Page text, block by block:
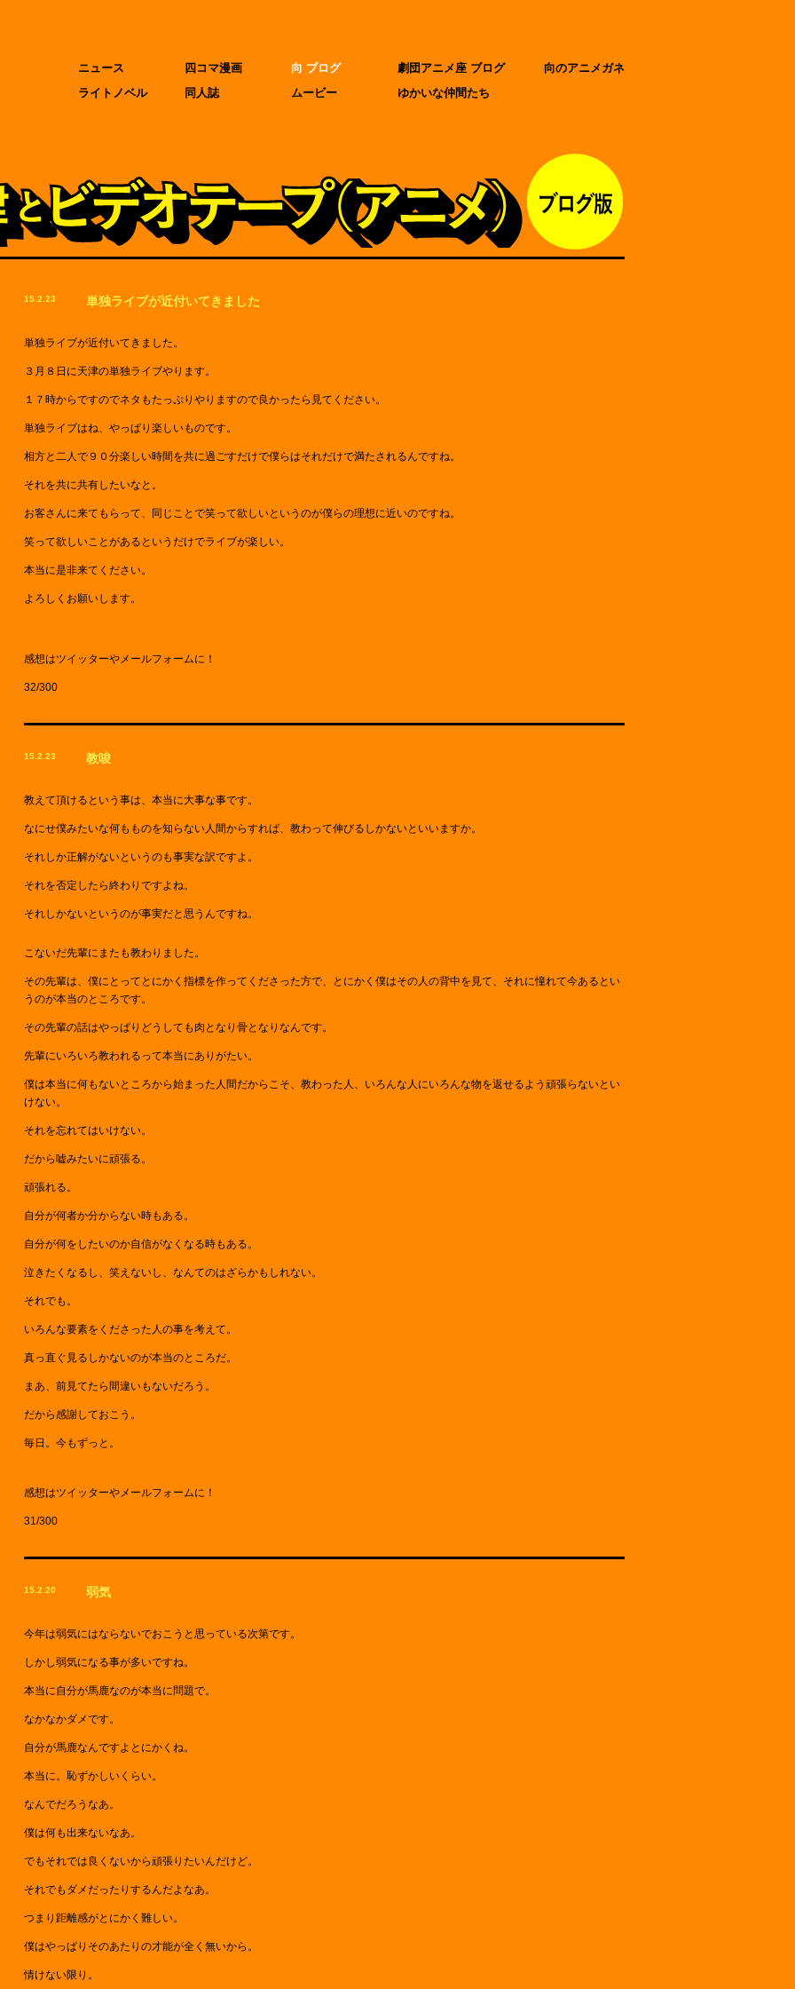
ニュース 四コマ漫画 向 ブログ 劇団アニメ座 ブログ
向のアニメガネ
ライトノベル
同人誌 ムービー ゆかいな仲間たち
15.2.23 単独ライブが近付いてきました
単独ライブが近付いてきました。
３月８日に天津の単独ライブやります。
１７時からですのでネタもたっぷりやりますので良かったら見てください。
単独ライブはね、やっぱり楽しいものです。
相方と二人で９０分楽しい時間を共に過ごすだけで僕らはそれだけで満たされるんですね。
それを共に共有したいなと。
お客さんに来てもらって、同じことで笑って欲しいというのが僕らの理想に近いのですね。
笑って欲しいことがあるというだけでライブが楽しい。
本当に是非来てください。
よろしくお願いします。
感想はツイッターやメールフォームに！
32/300
15.2.23 教唆
教えて頂けるという事は、本当に大事な事です。
なにせ僕みたいな何もものを知らない人間からすれば、教わって伸びるしかないといいますか。
それしか正解がないというのも事実な訳ですよ。
それを否定したら終わりですよね。
それしかないというのが事実だと思うんですね。
こないだ先輩にまたも教わりました。
その先輩は、僕にとってとにかく指標を作ってくださった方で、とにかく僕はその人の背中を見て、それに憧れて今あるとい
うのが本当のところです。
その先輩の話はやっぱりどうしても肉となり骨となりなんです。
先輩にいろいろ教われるって本当にありがたい。
僕は本当に何もないところから始まった人間だからこそ、教わった人、いろんな人にいろんな物を返せるよう頑張らないとい
けない。
それを忘れてはいけない。
だから嘘みたいに頑張る。
頑張れる。
自分が何者か分からない時もある。
自分が何をしたいのか自信がなくなる時もある。
泣きたくなるし、笑えないし、なんてのはざらかもしれない。
それでも。
いろんな要素をくださった人の事を考えて。
真っ直ぐ見るしかないのが本当のところだ。
まあ、前見てたら間違いもないだろう。
だから感謝しておこう。
毎日。今もずっと。
感想はツイッターやメールフォームに！
31/300
15.2.20 弱気
今年は弱気にはならないでおこうと思っている次第です。
しかし弱気になる事が多いですね。
本当に自分が馬鹿なのが本当に問題で。
なかなかダメです。
自分が馬鹿なんですよとにかくね。
本当に。恥ずかしいくらい。
なんでだろうなあ。
僕は何も出来ないなあ。
でもそれでは良くないから頑張りたいんだけど。
それでもダメだったりするんだよなあ。
つまり距離感がとにかく難しい。
僕はやっぱりそのあたりの才能が全く無いから。
情けない限り。